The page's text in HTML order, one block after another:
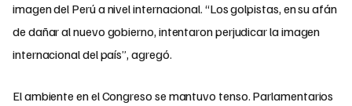
imagen del Perú a nivel internacional. “Los golpistas, en su afán
de dañar al nuevo gobierno, intentaron perjudicar la imagen
internacional del país”, agregó.
El ambiente en el Congreso se mantuvo tenso. Parlamentarios